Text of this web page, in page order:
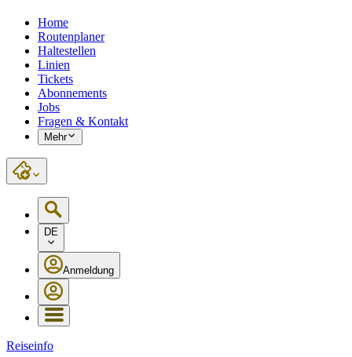
Home
Routenplaner
Haltestellen
Linien
Tickets
Abonnements
Jobs
Fragen & Kontakt
Mehr
DE
Anmeldung
Reiseinfo